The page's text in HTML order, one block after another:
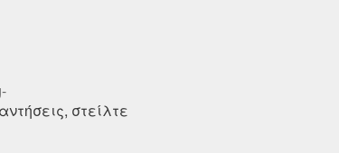
στείλτε